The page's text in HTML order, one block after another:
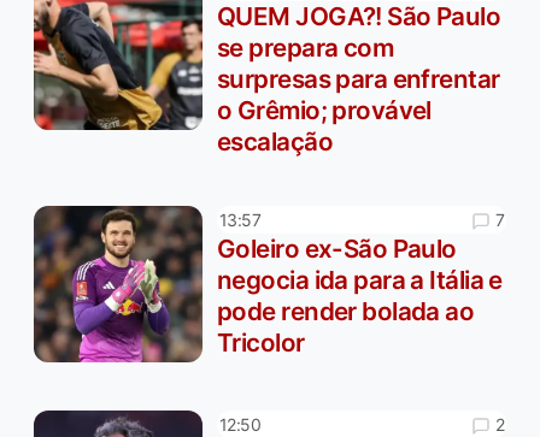
QUEM JOGA?! São Paulo
se prepara com
surpresas para enfrentar
o Grêmio; provável
escalação
13:57 7
Goleiro ex-São Paulo
negocia ida para a Itália e
pode render bolada ao
Tricolor
12:50 2